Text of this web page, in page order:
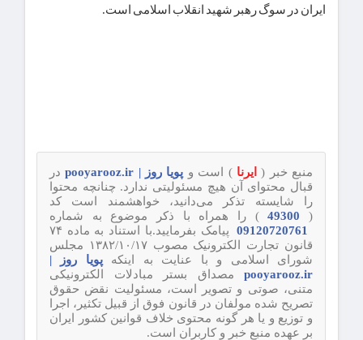
ایران در سوگ رهبر شهید انقلاب اسلامی است.
منبع خبر ( ایرنا ) است و پویا روز | pooyarooz.ir
در
قبال محتوای آن هیچ مسئولیتی ندارد. چنانچه محتوا
را شایسته تذکر می‌دانید، خواهشمند است کد
(
49300
) را همراه با ذکر موضوع به شماره
پیامک بفرمایید.با استناد به ماده ۷۴
قانون تجارت الکترونیک مصوب ۱۳۸۲/۱۰/۱۷ مجلس
شورای اسلامی و با عنایت به اینکهپویا روز |
pooyarooz.ir مصداق بستر مبادلات الکترونیکی
متنی، صوتی و تصویر است، مسئولیت نقض حقوق
تصریح شده مولفان در قانون فوق از قبیل تکثیر، اجرا
و توزیع و یا هر گونه محتوی خلاف قوانین کشور ایران
بر عهده منبع خبر و کاربران است.